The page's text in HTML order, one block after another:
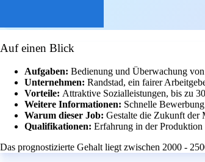
Auf einen Blick
Aufgaben: Bedienung und Überwachung
Unternehmen: Randstad, ein fairer
Vorteile: Attraktive Sozialleistungen, bis zu
Weitere Informationen: Schnelle
Warum dieser Job: Gestalte die Zukunft der
Qualifikationen: Erfahrung in der
Das prognostizierte Gehalt liegt zwischen 2000 -